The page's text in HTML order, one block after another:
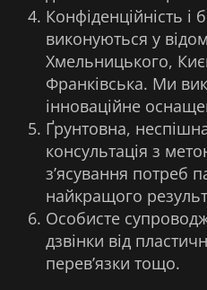
Конфіденційність і
виконуються у
Хмельницького,
Франківська. Ми
інноваційне
Ґрунтовна,
консультація з
з’ясування потреб
найкращого
Особисте
дзвінки від
перев’язки тощо.